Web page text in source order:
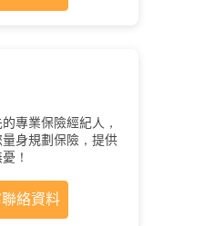
專業保險經紀人，
身規劃保險，提供
！
絡資料